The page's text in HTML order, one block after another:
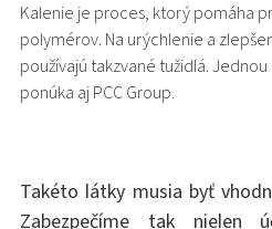
Kalenie je proces, ktorý pomáha
polymérov. Na urýchlenie a
používajú takzvané tužidlá.
ponúka aj PCC Group.
Takéto látky musia byť
Zabezpečíme tak nielen